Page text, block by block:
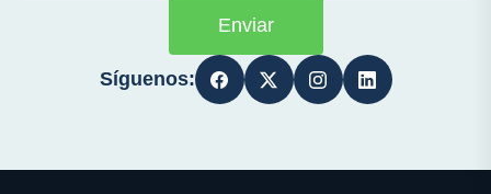
Enviar
Síguenos: